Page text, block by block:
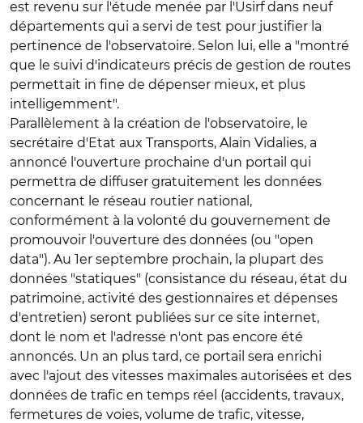
est revenu sur l'étude menée par l'Usirf dans neuf
départements qui a servi de test pour justifier la
pertinence de l'observatoire. Selon lui, elle a "montré
que le suivi d'indicateurs précis de gestion de routes
permettait in fine de dépenser mieux, et plus
intelligemment".
Parallèlement à la création de l'observatoire, le
secrétaire d'Etat aux Transports, Alain Vidalies, a
annoncé l'ouverture prochaine d'un portail qui
permettra de diffuser gratuitement les données
concernant le réseau routier national,
conformément à la volonté du gouvernement de
promouvoir l'ouverture des données (ou "open
data"). Au 1er septembre prochain, la plupart des
données "statiques" (consistance du réseau, état du
patrimoine, activité des gestionnaires et dépenses
d'entretien) seront publiées sur ce site internet,
dont le nom et l'adresse n'ont pas encore été
annoncés. Un an plus tard, ce portail sera enrichi
avec l'ajout des vitesses maximales autorisées et des
données de trafic en temps réel (accidents, travaux,
fermetures de voies, volume de trafic, vitesse,